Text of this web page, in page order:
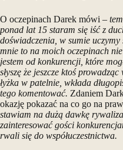
O oczepinach Darek mówi –
ponad lat 15 staram się iść z
doświadczenia, w sumie
mnie to na moich oczepinach
jestem od konkurencji, które
słyszę że jeszcze ktoś
łyżka w patelnie, wkłada
tego komentować. Zdaniem
okazję pokazać na co go na
stawiam na dużą dawkę
zainteresować gości
rwali się do współuczestnictwa.